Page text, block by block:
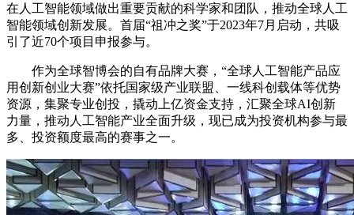
在人工智能领域做出重要贡献的科学家和团队，推动全球人工
智能领域创新发展。首届“祖冲之奖”于2023年7月启动，共吸
引了近70个项目申报参与。
作为全球智博会的自有品牌大赛，“全球人工智能产品应
用创新创业大赛”依托国家级产业联盟、一线科创载体等优势
资源，集聚专业创投，撬动上亿资金支持，汇聚全球AI创新
力量，推动人工智能产业全面升级，现已成为投资机构参与最
多、投资额度最高的赛事之一。